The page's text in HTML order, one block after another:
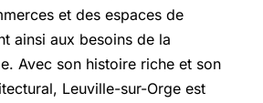
et des espaces de
ainsi aux besoins de la
Avec son histoire riche et son
Leuville-sur-Orge est